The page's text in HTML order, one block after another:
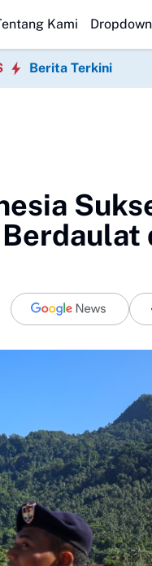
Tim SAR
Kami
Berita Terkini